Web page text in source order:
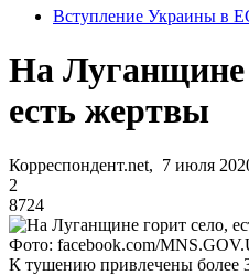
Вступление Украины в
На Луганщине
есть жертвы
Корреспондент.net, 7 июля
2
8724
Фото: facebook.com/
К тушению привлечены более